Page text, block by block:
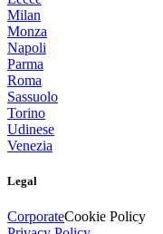
Milan
Monza
Napoli
Parma
Roma
Sassuolo
Torino
Udinese
Venezia
Legal
CorporateCookie Policy